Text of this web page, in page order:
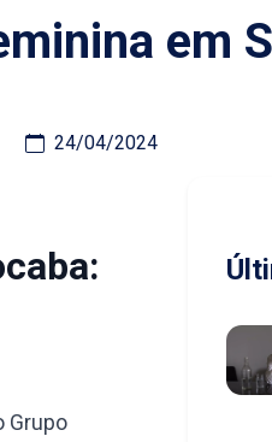
em
24/04/2024
Grupo